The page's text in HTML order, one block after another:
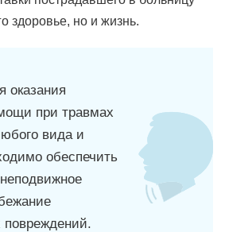
здоровье, но и жизнь.
оказания
при травмах
вида и
обеспечить
повреждений.